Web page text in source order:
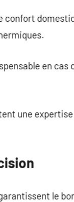
confort
en cas
une
le